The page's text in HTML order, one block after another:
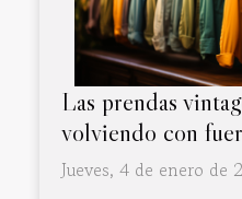
Las prendas
volviendo con
Jueves, 4 de enero de